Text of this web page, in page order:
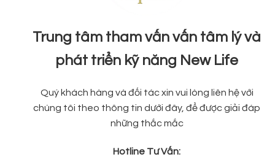
Trung tâm tham vấn vấn tâm lý và
phát triển kỹ năng New Life
Quý khách hàng và đối tác xin vui lòng liên hệ với
chúng tôi theo thông tin dưới đây, để được giải đáp
những thắc mắc
Hotline Tư Vấn: